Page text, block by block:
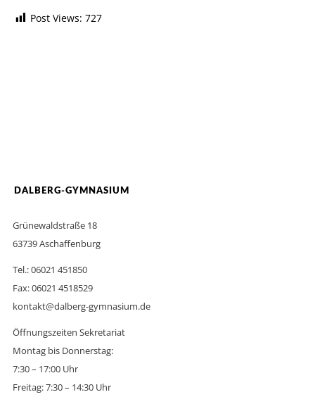
Post Views: 727
DALBERG-GYMNASIUM
Grünewaldstraße 18
63739 Aschaffenburg
Tel.: 06021 451850
Fax: 06021 4518529
kontakt@dalberg-gymnasium.de
Öffnungszeiten Sekretariat
Montag bis Donnerstag:
7:30 – 17:00 Uhr
Freitag: 7:30 – 14:30 Uhr